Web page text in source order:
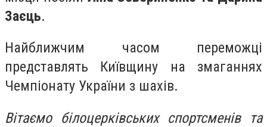
Заєць.
Найближчим часом переможці
представлять Київщину на змаганнях
Чемпіонату України з шахів.
Вітаємо білоцерківських спортсменів та